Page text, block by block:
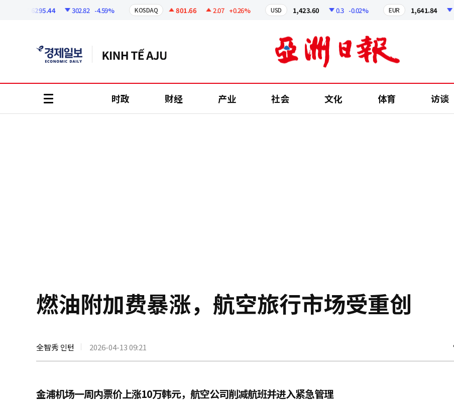
6295.44 302.82 -4.59% KOSDAQ 801.66 2.07 +0.26% 1,423.60 -0.02% 1,641.84 2.48
时政 财经 产业 社会 文化 体育 访谈
燃油附加费暴涨，航空旅行市场受重创
全智秀 인턴 2026-04-13 09:21
金浦机场一周内票价上涨10万韩元，航空公司削减航班并进入紧急管理